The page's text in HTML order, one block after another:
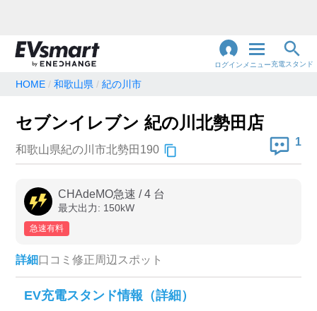
ログイン メニュー充電スタンド
地名・観光スポット・住所で検索
充電器の種類
急速充電器のみ表示
高速道路上のみ表示
認証システム
HOME 和歌山県 紀の川市
セブンイレブン 紀の川北勢田店
和歌山県紀の川市北勢田190
1
CHAdeMO急速 /4 台
最大出力: 150kW
急速有料
詳細口コミ 修正周辺スポット
EV充電スタンド情報（詳細）